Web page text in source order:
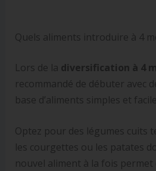
Quels aliments introduire à 4
Lors de la diversification à 4
recommandé de débuter avec
base d’aliments simples et
Optez pour des légumes cuits
les courgettes ou les patates
nouvel aliment à la fois permet